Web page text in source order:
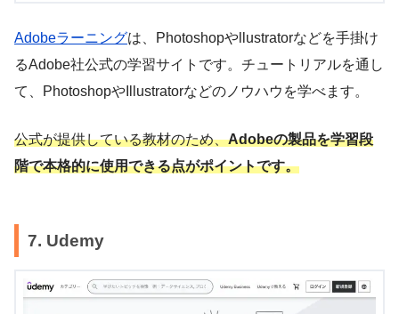
Adobeラーニングは、Photoshopやllustratorなどを手掛け
るAdobe社公式の学習サイトです。チュートリアルを通し
て、PhotoshopやIllustratorなどのノウハウを学べます。
公式が提供している教材のため、Adobeの製品を学習段
階で本格的に使用できる点がポイントです。
7. Udemy